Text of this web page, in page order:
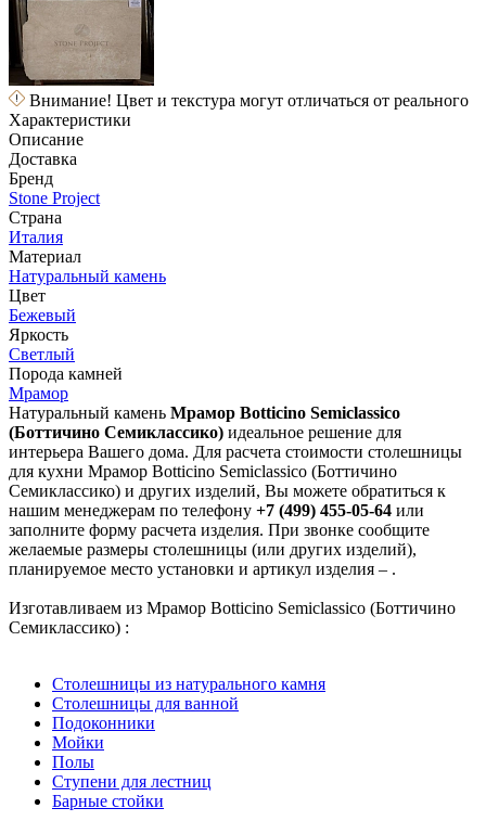
Внимание! Цвет и текстура могут отличаться от реального
Характеристики
Описание
Доставка
Бренд
Stone Project
Страна
Италия
Материал
Натуральный камень
Цвет
Бежевый
Яркость
Светлый
Порода камней
Мрамор
Натуральный камень Мрамор Botticino Semiclassico
(Боттичино Семиклассико) идеальное решение для
интерьера Вашего дома. Для расчета стоимости столешницы
для кухни Мрамор Botticino Semiclassico (Боттичино
Семиклассико) и других изделий, Вы можете обратиться к
нашим менеджерам по телефону +7 (499) 455-05-64 или
заполните форму расчета изделия. При звонке сообщите
желаемые размеры столешницы (или других изделий),
планируемое место установки и артикул изделия – .
Изготавливаем из Мрамор Botticino Semiclassico (Боттичино
Семиклассико) :
Столешницы из натурального камня
Столешницы для ванной
Подоконники
Мойки
Полы
Ступени для лестниц
Барные стойки